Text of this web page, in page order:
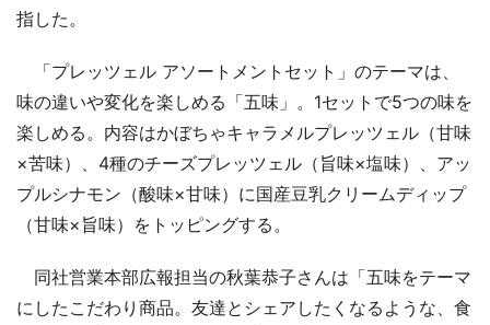
指した。
「プレッツェル アソートメントセット」のテーマは、
味の違いや変化を楽しめる「五味」。1セットで5つの味を
楽しめる。内容はかぼちゃキャラメルプレッツェル（甘味
×苦味）、4種のチーズプレッツェル（旨味×塩味）、アッ
プルシナモン（酸味×甘味）に国産豆乳クリームディップ
（甘味×旨味）をトッピングする。
同社営業本部広報担当の秋葉恭子さんは「五味をテーマ
にしたこだわり商品。友達とシェアしたくなるような、食